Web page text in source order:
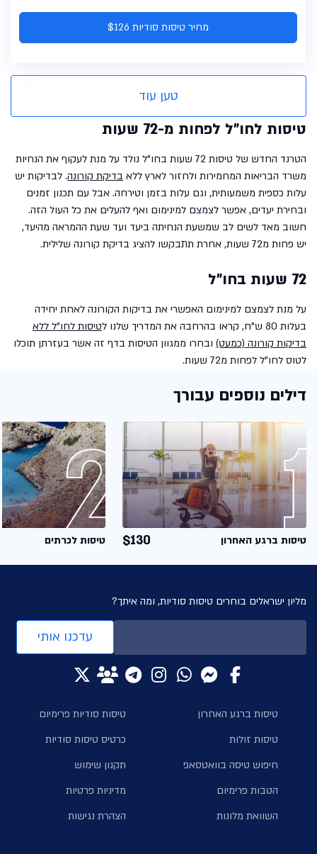
מחיר טיסות סודיות $126
טען עוד
טיסות לחו"ל לפחות מ-72 שעות
הטרנד החדש של טיסות 72 שעות בחו"ל נולד על מנת לעקוף את הנחיות
משרד הבריאות המחמירות ולחזור לארץ ללא בדיקת קורונה. לבדיקות יש
עלות כספית משמעותית, וגם עלות בזמן וטירחה. אבל עם תכנון זמנים
ובחירת יעדים, אפשר לצמצם למינימום ואף להעלים את כל העול הזה.
חשוב מאד לשים לב שמשעת הנחיתה ביעד ועד שעת ההמראה מהיעד,
יש פחות מ72 שעות, אחרת תתבקשו להציג בדיקת קורונה שלילית.
72 שעות בחו"ל
על מנת לצמצם למינימום האפשרי את בדיקות הקורונה לאחת יחידה
בעלות 80 ש"ח, קראו בהרחבה את המדריך שלנו ל
טיסות לחו"ל ללא
בדיקות קורונה (כמעט) ובחרו ממגוון הטיסות בדף זה אשר בעזרתן תוכלו
לטוס לחו"ל לפחות מ72 שעות.
דילים נוספים עבורך
טיסות ברגע האחרון $130 טיסות לכרתים
טיסות ברגע האחרון
טיסות זולות
חיפוש טיסה בוואטסאפ
הטבות פרימיום
השוואת מלונות
טיסות סודיות פרימיום
כרטיס טיסות סודיות
תקנון שימוש
מדיניות פרטיות
הצהרת נגישות
מליון ישראלים בוחרים טיסות סודיות, ומה איתך?
עדכנו אותי